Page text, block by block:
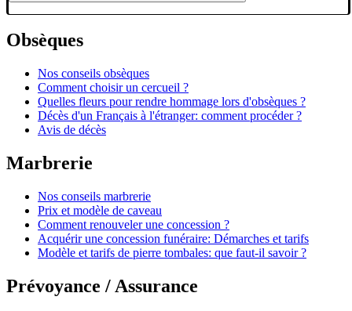
Obsèques
Nos conseils obsèques
Comment choisir un cercueil ?
Quelles fleurs pour rendre hommage lors d'obsèques ?
Décès d'un Français à l'étranger: comment procéder ?
Avis de décès
Marbrerie
Nos conseils marbrerie
Prix et modèle de caveau
Comment renouveler une concession ?
Acquérir une concession funéraire: Démarches et tarifs
Modèle et tarifs de pierre tombales: que faut-il savoir ?
Prévoyance / Assurance